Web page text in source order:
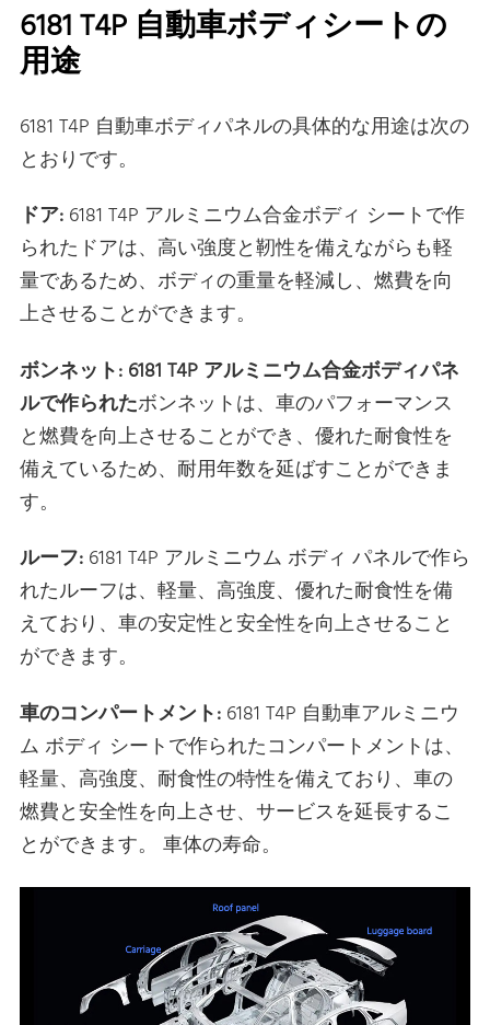
6181 T4P 自動車ボディシートの
用途
6181 T4P 自動車ボディパネルの具体的な用途は次の
とおりです。
ドア:6181 T4P アルミニウム合金ボディ シートで作
られたドアは、高い強度と靭性を備えながらも軽
量であるため、ボディの重量を軽減し、燃費を向
上させることができます。
ボンネット: 6181 T4P アルミニウム合金ボディパネ
ルで作られたボンネットは、車のパフォーマンス
と燃費を向上させることができ、優れた耐食性を
備えているため、耐用年数を延ばすことができま
す。
ルーフ:6181 T4P アルミニウム ボディ パネルで作ら
れたルーフは、軽量、高強度、優れた耐食性を備
えており、車の安定性と安全性を向上させること
ができます。
車のコンパートメント:6181 T4P 自動車アルミニウ
ム ボディ シートで作られたコンパートメントは、
軽量、高強度、耐食性の特性を備えており、車の
燃費と安全性を向上させ、サービスを延長するこ
とができます。 車体の寿命。